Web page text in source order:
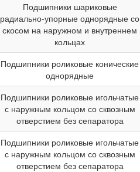
Подшипники шариковые
радиально-упорные однорядные со
скосом на наружном и внутреннем
кольцах
Подшипники роликовые конические
однорядные
Подшипники роликовые игольчатые
с наружным кольцом со сквозным
отверстием без сепаратора
Подшипники роликовые игольчатые
с наружным кольцом со сквозным
отверстием без сепаратора